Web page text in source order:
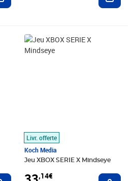
Ajouter au panier
Livr. offerte
Koch Media
Jeu XBOX SERIE X Mindseye
,14€
Prix 33,14€